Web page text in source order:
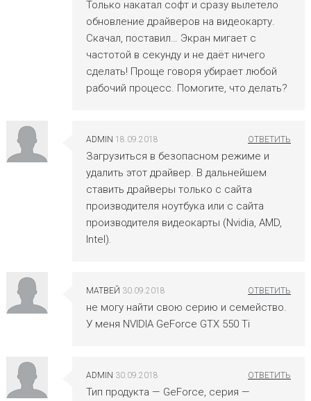
Только накатал софт и сразу вылетело
обновление драйверов на видеокарту.
Скачал, поставил… Экран мигает с
частотой в секунду и не даёт ничего
сделать! Проще говоря убирает любой
рабочий процесс. Помогите, что делать?
ADMIN 18.09.2018
Загрузиться в безопасном режиме и
удалить этот драйвер. В дальнейшем
ставить драйверы только с сайта
производителя ноутбука или с сайта
производителя видеокарты (Nvidia, AMD,
Intel).
МАТВЕЙ 30.09.2018
не могу найти свою серию и семейство.
У меня NVIDIA GeForce GTX 550 Ti
ADMIN 30.09.2018
Тип продукта — GeForce, серия —